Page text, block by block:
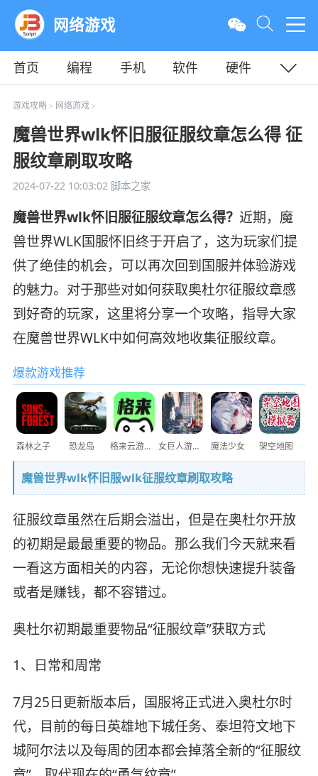
网络游戏
首页 编程 手机 软件
硬件
教程
平面
游戏攻略> 网络游戏>
魔兽世界wlk怀旧服征服纹章怎么得 征
服纹章刷取攻略
2024-07-22 10:03:02脚本之家
魔兽世界wlk怀旧服征服纹章怎么得？ 近期，魔
兽世界WLK国服怀旧终于开启了，这为玩家们提
供了绝佳的机会，可以再次回到国服并体验游戏
的魅力。对于那些对如何获取奥杜尔征服纹章感
到好奇的玩家，这里将分享一个攻略，指导大家
在魔兽世界WLK中如何高效地收集征服纹章。
爆款游戏推荐
森林之子 恐龙岛 格来云游戏 女巨人游乐场 魔法少女 架空地图
魔兽世界wlk怀旧服wlk征服纹章刷取攻略
征服纹章虽然在后期会溢出，但是在奥杜尔开放
的初期是最最重要的物品。那么我们今天就来看
一看这方面相关的内容，无论你想快速提升装备
或者是赚钱，都不容错过。
奥杜尔初期最重要物品“征服纹章”获取方式
1、日常和周常
7月25日更新版本后，国服将正式进入奥杜尔时
代，目前的每日英雄地下城任务、泰坦符文地下
城阿尔法以及每周的团本都会掉落全新的“征服纹